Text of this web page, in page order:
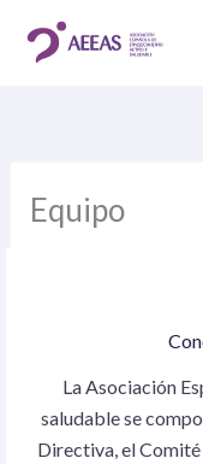
Equipo
La Asociación
saludable se
Directiva, el